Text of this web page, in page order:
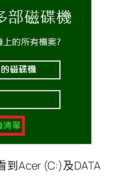
Acer (C:)及DATA